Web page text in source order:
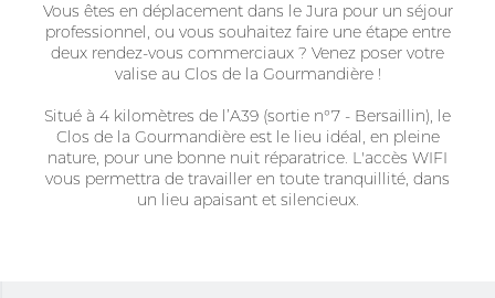
Vous êtes en déplacement dans le Jura pour un séjour
professionnel, ou vous souhaitez faire une étape entre
deux rendez-vous commerciaux ? Venez poser votre
valise au Clos de la Gourmandière !
Situé à 4 kilomètres de l’A39 (sortie n°7 - Bersaillin), le
Clos de la Gourmandière est le lieu idéal, en pleine
nature, pour une bonne nuit réparatrice. L'accès WIFI
vous permettra de travailler en toute tranquillité, dans
un lieu apaisant et silencieux.